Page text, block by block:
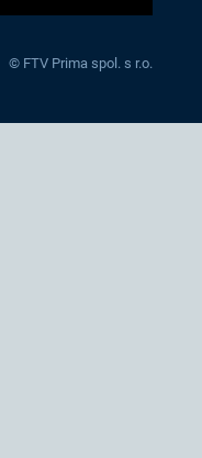
© FTV Prima spol. s r.o.